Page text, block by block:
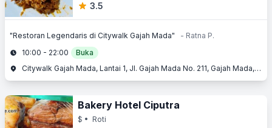
3.5
"Restoran Legendaris di Citywalk Gajah Mada"
- Ratna P.
10:00 - 22:00
Buka
Citywalk Gajah Mada, Lantai 1, Jl. Gajah Mada No. 211, Gajah Mada, Jakarta Barat, Jakarta
Bakery Hotel Ciputra
$ • Roti